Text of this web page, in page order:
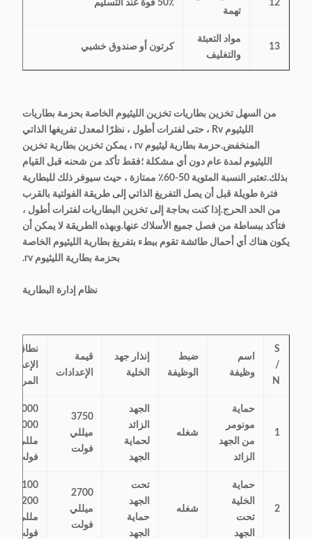
12
تهمة
50٪ قوة عند التسليم
13
مواد التعبئة
والتغليف
كرتون أو صندوق خشبي
من السهل تخزين بطاريات تخزين الليثيوم الخاصة بحزمة بطاريات
الليثيوم Rv ، حتى لفترات أطول ، نظرًا لمعدل تفريغها الذاتي
المنخفض.حزمة بطارية ليثيوم rv ، يمكن تخزين بطارية تخزين
الليثيوم لمدة عام دون أي مشكلة ؛فقط تأكد من شحنه قبل القيام
بذلك.تعتبر النسبة المئوية 50-60٪ ممتازة ، حيث سيوفر ذلك للبطارية
فترة طويلة قبل أن يصل التفريغ الذاتي إلى طريقة الفولتية بالقرب
من الحد الحرج.إذا كنت بحاجة إلى تخزين البطاريات لفترات أطول ،
فتأكد ببساطة من فصل جميع الأسلاك عنها.وبهذه الطريقة لا يمكن أن
يكون هناك أي أحمال طائشة تقوم ببطء بتفريغ بطارية الليثيوم الخاصة
بحزمة بطارية الليثيوم rv.
نظام إدارة البطارية
S
/
N
اسم
وظيفة
ضبط
الوظيفة
إنذار جهد
الخلية
قيمة
الإعدادات
نطاق
الإعداد
المرجعي
1
حماية
مونومر
من الجهد
الزائد
شغله
الجهد
الزائد
لحماية
الجهد
3750
ميللي
فولت
6000
مللي
فولت
2
حماية
الخلية
تحت
الجهد
شغله
تحت
الجهد
حماية
الجهد
2700
ميللي
فولت
3200
مللي
فولت